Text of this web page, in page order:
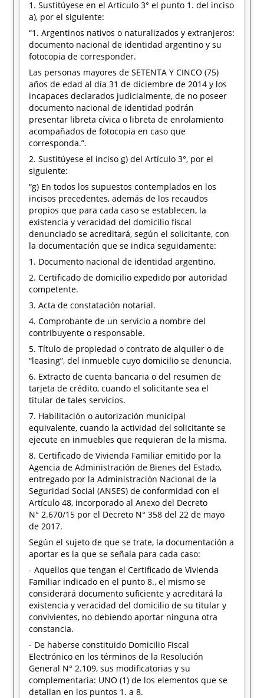
1. Sustitúyese en el Artículo 3° el punto 1. del inciso
a), por el siguiente:
“1. Argentinos nativos o naturalizados y extranjeros:
documento nacional de identidad argentino y su
fotocopia de corresponder.
Las personas mayores de SETENTA Y CINCO (75)
años de edad al día 31 de diciembre de 2014 y los
incapaces declarados judicialmente, de no poseer
documento nacional de identidad podrán
presentar libreta cívica o libreta de enrolamiento
acompañados de fotocopia en caso que
corresponda.”.
2. Sustitúyese el inciso g) del Artículo 3°, por el
siguiente:
“g) En todos los supuestos contemplados en los
incisos precedentes, además de los recaudos
propios que para cada caso se establecen, la
existencia y veracidad del domicilio fiscal
denunciado se acreditará, según el solicitante, con
la documentación que se indica seguidamente:
1. Documento nacional de identidad argentino.
2. Certificado de domicilio expedido por autoridad
competente.
3. Acta de constatación notarial.
4. Comprobante de un servicio a nombre del
contribuyente o responsable.
5. Título de propiedad o contrato de alquiler o de
“leasing”, del inmueble cuyo domicilio se denuncia.
6. Extracto de cuenta bancaria o del resumen de
tarjeta de crédito, cuando el solicitante sea el
titular de tales servicios.
7. Habilitación o autorización municipal
equivalente, cuando la actividad del solicitante se
ejecute en inmuebles que requieran de la misma.
8. Certificado de Vivienda Familiar emitido por la
Agencia de Administración de Bienes del Estado,
entregado por la Administración Nacional de la
Seguridad Social (ANSES) de conformidad con el
Artículo 48, incorporado al Anexo del Decreto
N° 2.670/15 por el Decreto N° 358 del 22 de mayo
de 2017.
Según el sujeto de que se trate, la documentación a
aportar es la que se señala para cada caso:
- Aquellos que tengan el Certificado de Vivienda
Familiar indicado en el punto 8., el mismo se
considerará documento suficiente y acreditará la
existencia y veracidad del domicilio de su titular y
convivientes, no debiendo aportar ninguna otra
constancia.
- De haberse constituido Domicilio Fiscal
Electrónico en los términos de la Resolución
General N° 2.109, sus modificatorias y su
complementaria: UNO (1) de los elementos que se
detallan en los puntos 1. a 8.